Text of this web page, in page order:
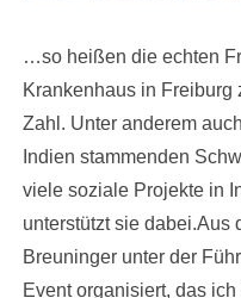
…so heißen die echten
Krankenhaus in Freiburg
Zahl. Unter anderem
Indien stammenden
viele soziale Projekte in
unterstützt sie dabei.Aus
Breuninger unter der
Event organisiert, das